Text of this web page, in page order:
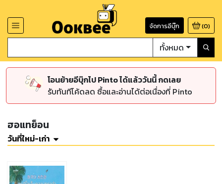
จัดการอีบุ๊ก (0)
ทั้งหมด
โอนย้ายอีบุ๊กไป Pinto ได้แล้ววันนี้ กดเลย
รับทันทีโค้ดลด ซื้อและอ่านได้ต่อเนื่องที่ Pinto
ฮอแทย็อน
วันที่ใหม่-เก่า